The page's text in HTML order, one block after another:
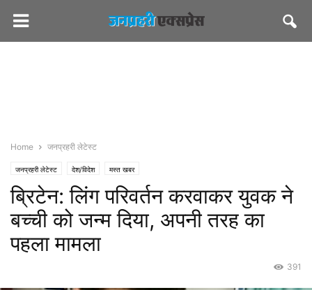
Home जनप्रहरी लेटेस्ट
जनप्रहरी लेटेस्ट देश/विदेश मस्त खबर
ब्रिटेन: लिंग परिवर्तन करवाकर युवक ने
बच्ची को जन्म दिया, अपनी तरह का
पहला मामला
391